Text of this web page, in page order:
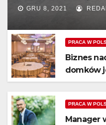
GRU 8, 2021
PRACA W
Biznes
domków
PRACA W
Manager